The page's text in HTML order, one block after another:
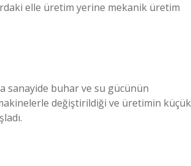
elle üretim yerine mekanik üretim
sanayide buhar ve su gücünün
değiştirildiği ve üretimin küçük